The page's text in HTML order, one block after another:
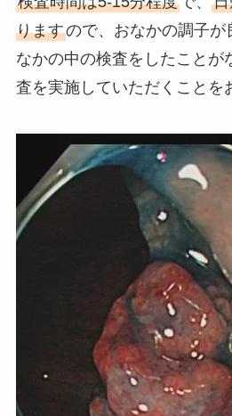
りますので、おなかの調子が
なかの中の検査をしたことが
査を実施していただくことを